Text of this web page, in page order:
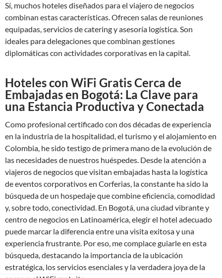
Sí, muchos hoteles diseñados para el viajero de negocios
combinan estas características. Ofrecen salas de reuniones
equipadas, servicios de catering y asesoría logística. Son
ideales para delegaciones que combinan gestiones
diplomáticas con actividades corporativas en la capital.
Hoteles con WiFi Gratis Cerca de
Embajadas en Bogotá: La Clave para
una Estancia Productiva y Conectada
Como profesional certificado con dos décadas de experiencia
en la industria de la hospitalidad, el turismo y el alojamiento en
Colombia, he sido testigo de primera mano de la evolución de
las necesidades de nuestros huéspedes. Desde la atención a
viajeros de negocios que visitan embajadas hasta la logística
de eventos corporativos en Corferias, la constante ha sido la
búsqueda de un hospedaje que combine eficiencia, comodidad
y, sobre todo, conectividad. En Bogotá, una ciudad vibrante y
centro de negocios en Latinoamérica, elegir el hotel adecuado
puede marcar la diferencia entre una visita exitosa y una
experiencia frustrante. Por eso, me complace guiarle en esta
búsqueda, destacando la importancia de la ubicación
estratégica, los servicios esenciales y la verdadera joya de la